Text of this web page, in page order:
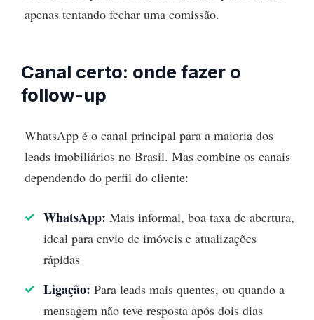
apenas tentando fechar uma comissão.
Canal certo: onde fazer o
follow-up
WhatsApp é o canal principal para a maioria dos
leads imobiliários no Brasil. Mas combine os canais
dependendo do perfil do cliente:
WhatsApp: Mais informal, boa taxa de abertura,
ideal para envio de imóveis e atualizações
rápidas
Ligação: Para leads mais quentes, ou quando a
mensagem não teve resposta após dois dias